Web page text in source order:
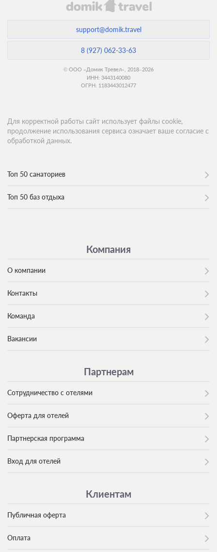
support@domik.travel
8 (927) 062-33-63
© ООО «Домик Тревел», 2018–2026
ИНН: 3443140080
ОГРН: 1183443012477
Топ 50 санаториев
Топ 50 баз отдыха
Компания
О компании
Контакты
Команда
Вакансии
Партнерам
Сотрудничество с отелями
Оферта для отелей
Партнерская программа
Вход для отелей
Клиентам
Публичная оферта
Оплата
Для корректной работы сайт использует файлы cookie,
продолжение использования сервиса означает ваше согласие с
обработкой данных.